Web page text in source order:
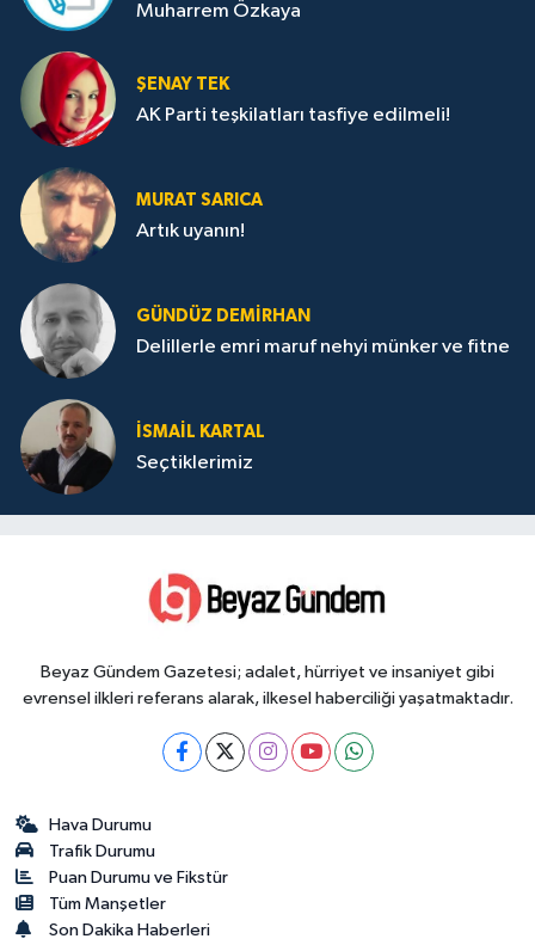
Muharrem Özkaya
ŞENAY TEK
AK Parti teşkilatları tasfiye edilmeli!
MURAT SARICA
Artık uyanın!
GÜNDÜZ DEMIRHAN
Delillerle emri maruf nehyi münker ve fitne
İSMAIL KARTAL
Seçtiklerimiz
Beyaz Gündem Gazetesi; adalet, hürriyet ve insaniyet gibi
evrensel ilkleri referans alarak, ilkesel haberciliği yaşatmaktadır.
Hava Durumu
Trafik Durumu
Puan Durumu ve Fikstür
Tüm Manşetler
Son Dakika Haberleri